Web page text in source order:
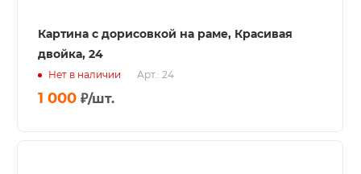
Картина с дорисовкой на раме, Красивая
двойка, 24
Нет в наличии Арт.: 24
1 000 ₽/шт.